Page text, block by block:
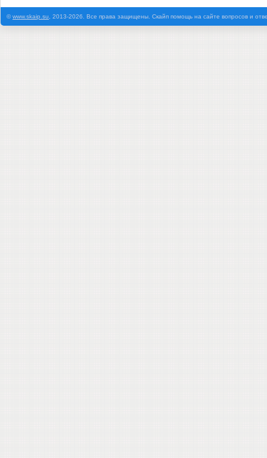
©www.skaip.su , 2013-2026. Все права защищены. Скайп помощь на сайте вопросов и